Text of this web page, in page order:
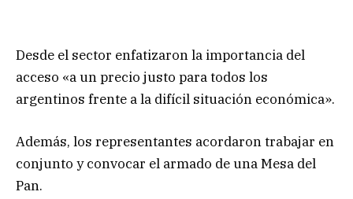
Desde el sector enfatizaron la importancia del
acceso «a un precio justo para todos los
argentinos frente a la difícil situación económica».
Además, los representantes acordaron trabajar en
conjunto y convocar el armado de una Mesa del
Pan.